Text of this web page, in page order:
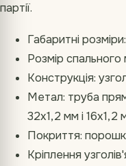
партії.
Габаритні
Розмір
Конструкція:
Метал: труба
32х1,2 мм і 16х1,2
Покриття:
Кріплення